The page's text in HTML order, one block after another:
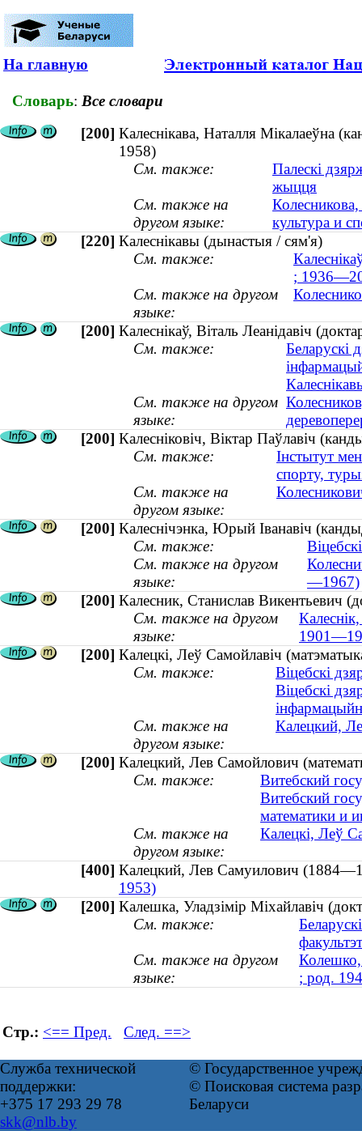
На главную
Словарь: Все словари
[200] Калеснікава, Наталля Мікалаеўна
1958)
См. также:
Палескі
жыцця
См. также на
другом языке:
культура и
[220] Калеснікавы (дынастыя / сям'я)
См. также:
;
См. также на другом
языке:
[200] Калеснікаў, Віталь Леанідавіч
См. также:
Беларускі
См. также на другом
языке:
[200] Калесніковіч, Віктар Паўлавіч
См. также:
Інстытут
спорту,
См. также на
другом языке:
[200] Калеснічэнка, Юрый Іванавіч
См. также:
См. также на другом
языке:
—1967)
[200] Калесник, Станислав Викентьевич
См. также на другом
языке:
[200] Калецкі, Леў Самойлавіч
См. также:
Віцебскі
Віцебскі
См. также на
другом языке:
Калецкий,
[200] Калецкий, Лев Самойлович
См. также:
Витебский
Витебский
математики и
См. также на
другом языке:
Калецкі, Леў
[400] Калецкий, Лев Самуилович
1953)
[200] Калешка, Уладзімір Міхайлавіч
См. также:
факультэт
См. также на другом
языке:
Колешко,
; род.
Стр.: <== Пред. След. ==>
Служба технической
поддержки:
+375 17 293 29 78
skk@nlb.by
© Государственное
© Поисковая система
Беларуси